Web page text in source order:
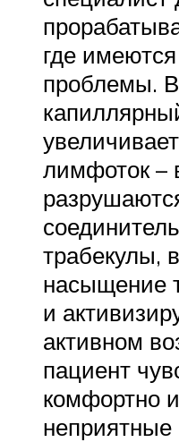
где
проблемы.
лимфоток –
трабекулы,
насыщение
и
активном
пациент
комфортно